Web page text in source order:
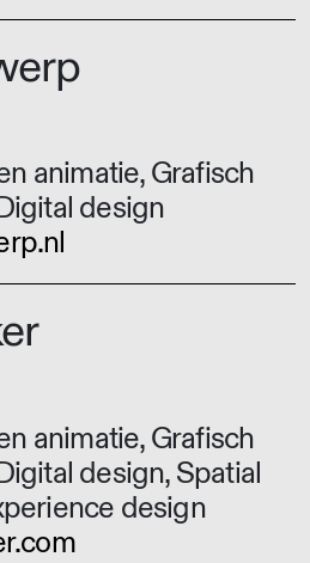
animatie, Grafisch
design
animatie, Grafisch
design, Spatial
design